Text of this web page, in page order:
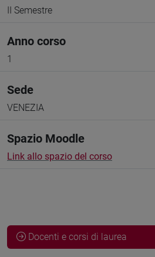
II Semestre
Anno corso
1
Sede
VENEZIA
Spazio Moodle
Link allo spazio del corso
Docenti e corsi di laurea